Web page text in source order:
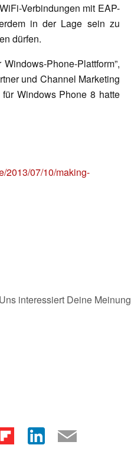
Verbindungen mit EAP-
in der Lage sein zu
dürfen.
Phone-Plattform”,
und Channel Marketing
Windows Phone 8 hatte
2013/07/10/making-
interessiert Deine Meinung